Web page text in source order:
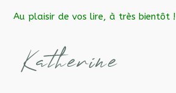
Au plaisir de vos lire, à très bientôt !